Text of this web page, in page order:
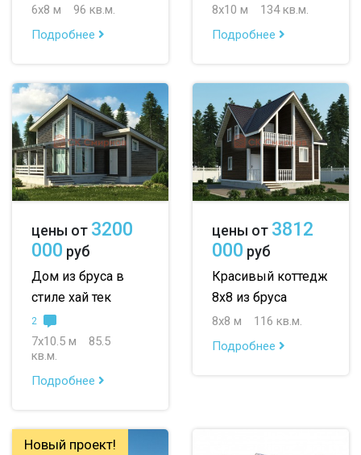
6х8 м
96 кв.м.
Подробнее
8х10 м
134 кв.м.
Подробнее
цены от 3200
000 руб
Дом из бруса в
стиле хай тек
2
7х10.5 м
85.5
кв.м.
Подробнее
цены от 3812
000 руб
Красивый коттедж
8х8 из бруса
8х8 м
116 кв.м.
Подробнее
Новый проект!